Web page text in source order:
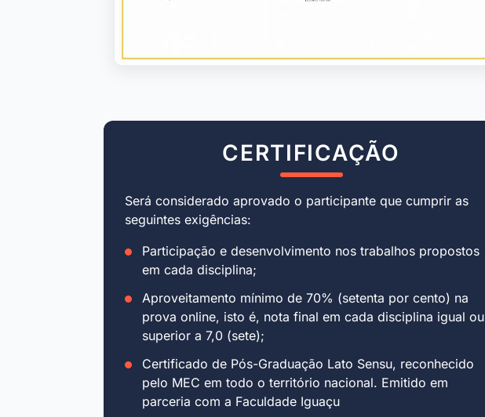
CERTIFICAÇÃO
Será considerado aprovado o participante que cumprir as
seguintes exigências:
Participação e desenvolvimento nos trabalhos propostos
em cada disciplina;
Aproveitamento mínimo de 70% (setenta por cento) na
prova online, isto é, nota final em cada disciplina igual ou
superior a 7,0 (sete);
Certificado de Pós-Graduação Lato Sensu, reconhecido
pelo MEC em todo o território nacional. Emitido em
parceria com a Faculdade Iguaçu